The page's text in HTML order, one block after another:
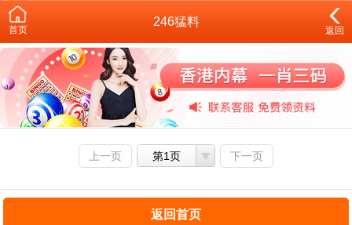
首页
246猛料
返回
上一页 第1页 下一页
返回首页